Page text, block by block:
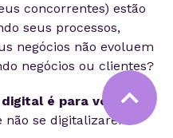
concorrentes) estão
seus processos,
negócios não evoluem
negócios ou clientes?
é para você e
não se digitalizarem